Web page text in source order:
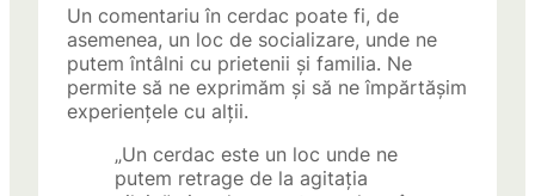
Un comentariu în cerdac poate fi, de
asemenea, un loc de socializare, unde ne
putem întâlni cu prietenii și familia. Ne
permite să ne exprimăm și să ne împărtășim
experiențele cu alții.
„Un cerdac este un loc unde ne
putem retrage de la agitația